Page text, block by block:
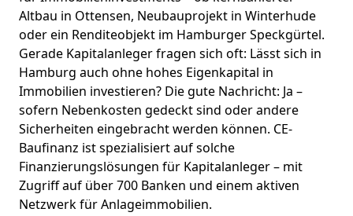
Altbau in Ottensen, Neubauprojekt in Winterhude
oder ein Renditeobjekt im Hamburger Speckgürtel.
Gerade Kapitalanleger fragen sich oft: Lässt sich in
Hamburg auch ohne hohes Eigenkapital in
Immobilien investieren? Die gute Nachricht: Ja –
sofern Nebenkosten gedeckt sind oder andere
Sicherheiten eingebracht werden können. CE-
Baufinanz ist spezialisiert auf solche
Finanzierungslösungen für Kapitalanleger – mit
Zugriff auf über 700 Banken und einem aktiven
Netzwerk für Anlageimmobilien.